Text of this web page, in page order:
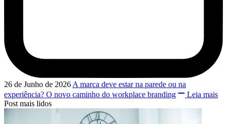
26 de Junho de 2026 A marca deve estar na parede ou na
experiência? O novo caminho do workplace branding
Leia mais
Post mais lidos